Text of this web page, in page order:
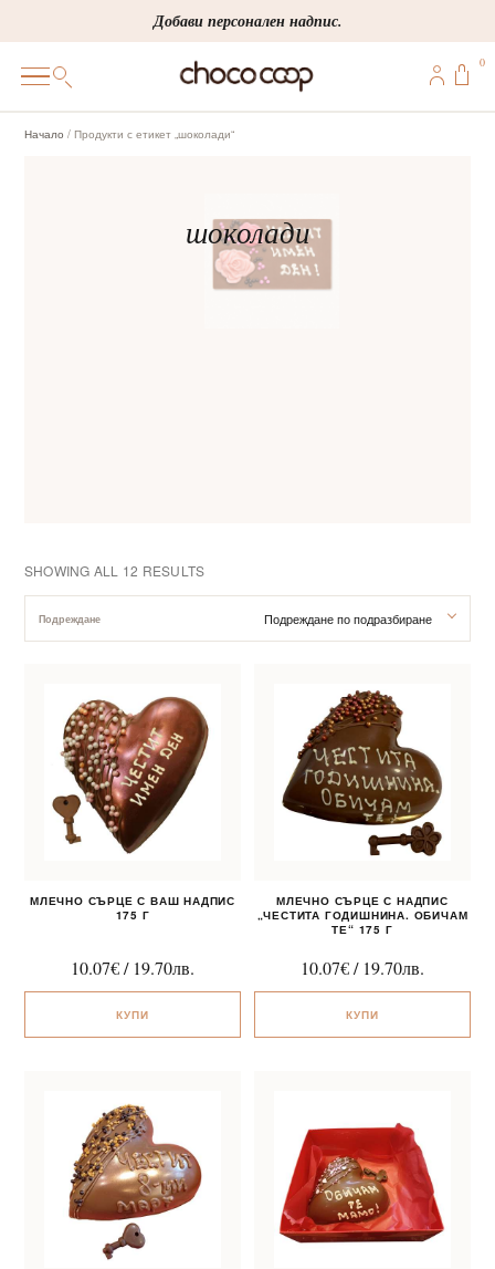
to
content
Добави персонален надпис.
ПОДАРЪЦИ
За нас
Клиентско обслужване
Новини
Корпоративни подаръци
0
Начало / Продукти с етикет „шоколади“
SHOWING ALL 12 RESULTS
Подреждане Подреждане по подразбиране
МЛЕЧНО СЪРЦЕ С ВАШ НАДПИС
175 Г
10.07€/ 19.70лв.
КУПИ
МЛЕЧНО СЪРЦЕ С НАДПИС
„ЧЕСТИТА ГОДИШНИНА. ОБИЧАМ
ТЕ“ 175 Г
10.07€/ 19.70лв.
КУПИ